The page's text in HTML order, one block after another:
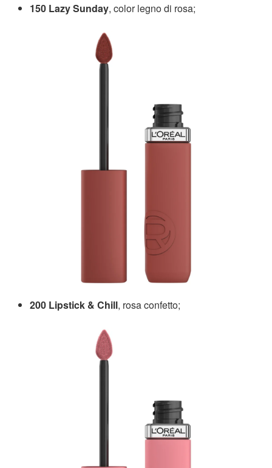
150 Lazy Sunday, color legno di rosa;
200 Lipstick & Chill, rosa confetto;